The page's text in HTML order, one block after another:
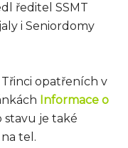
ředitel SSMT
i Seniordomy
opatřeních v
Informace o
stavu je také
tel.